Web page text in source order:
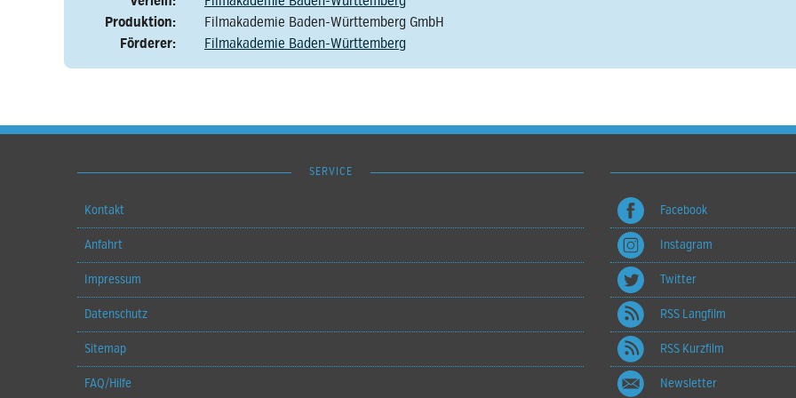
Produktion:
Filmakademie Baden-Württemberg GmbH
Förderer:
Filmakademie Baden-Württemberg
SERVICE
Kontakt
Anfahrt
Impressum
Datenschutz
Sitemap
FAQ/Hilfe
Facebook
Instagram
Twitter
RSS Langfilm
RSS Kurzfilm
Newsletter